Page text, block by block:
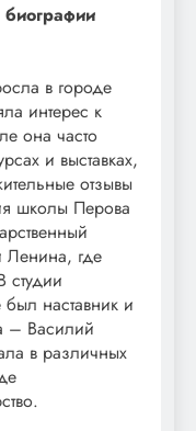
в городе
интерес к
она часто
и выставках,
отзывы
школы Перова
Ленина, где
студии
наставник и
– Василий
в различных